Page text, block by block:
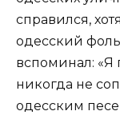
справился,
одесский
вспоминал:
никогда не
одесским